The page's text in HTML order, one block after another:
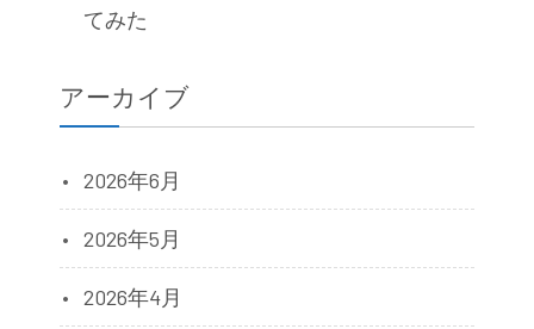
てみた
アーカイブ
2026年6月
2026年5月
2026年4月